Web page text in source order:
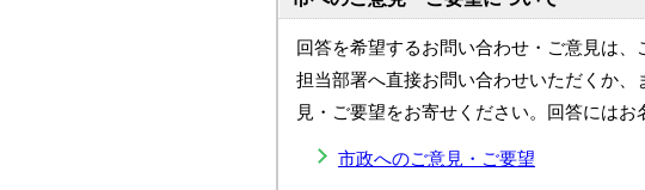
回答を希望するお問い合わせ・ご意見は
担当部署へ直接お問い合わせいただくか
見・ご要望をお寄せください。回答にはお
市政へのご意見・ご要望